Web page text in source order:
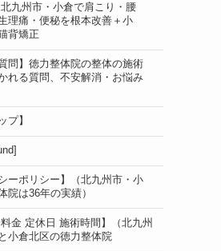
北九州市・小倉で肩こり・腰
理痛・便秘を根本改善＋小
背矯正
問】徳力整体院の整体の施術
れる質問、不安解消・お悩み
プ】
ーポリシー】（北九州市・小
院は36年の実績）
料金 定休日 施術時間】（北九州
小倉北区の徳力整体院